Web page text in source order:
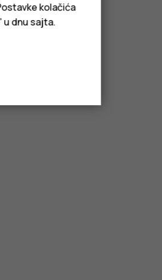
kolačića
u dnu sajta.